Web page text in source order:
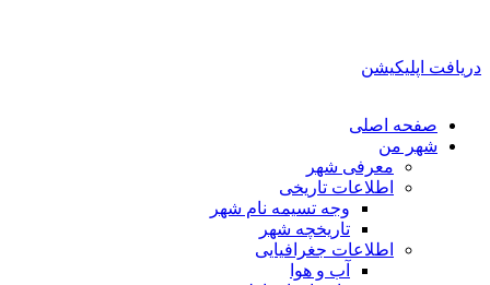
دریافت اپلیکیشن
صفحه اصلی
شهر من
معرفی شهر
اطلاعات تاریخی
وجه تسیمه نام شهر
تاریخچه شهر
اطلاعات جغرافیایی
آب و هوا